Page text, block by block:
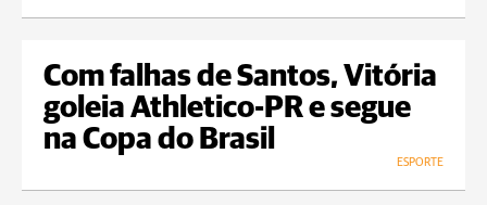
Com falhas de Santos, Vitória
goleia Athletico-PR e segue
na Copa do Brasil
ESPORTE